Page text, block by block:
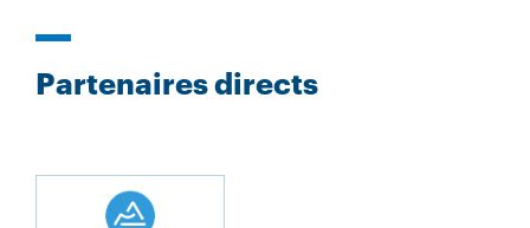
Partenaires directs